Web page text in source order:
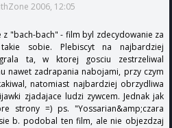
2006, 12:05
"bach-bach" - film byl zdecydowanie za
sobie. Plebiscyt na najbardziej
ta, w ktorej gosciu zestrzeliwal
nawet zadrapania nabojami, przy czym
natomiast najbardziej obrzydliwa
zjadajace ludzi zywcem. Jednak jak
strony =) ps. "Yossarian&amp;czara
b. podobal ten film, ale nie objezdzaj